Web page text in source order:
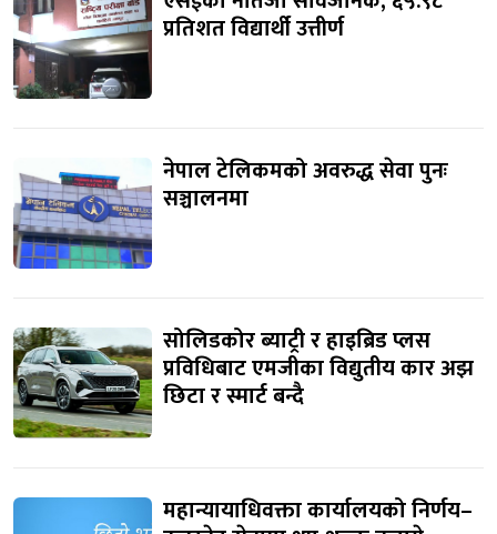
प्रतिशत विद्यार्थी उत्तीर्ण
नेपाल टेलिकमको अवरुद्ध सेवा पुनः
सञ्चालनमा
सोलिडकोर ब्याट्री र हाइब्रिड प्लस
प्रविधिबाट एमजीका विद्युतीय कार अझ
छिटा र स्मार्ट बन्दै
महान्यायाधिवक्ता कार्यालयको निर्णय–